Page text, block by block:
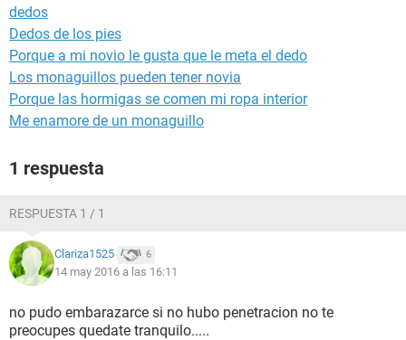
dedos
Dedos de los pies
Porque a mi novio le gusta que le meta el dedo
Los monaguillos pueden tener novia
Porque las hormigas se comen mi ropa interior
Me enamore de un monaguillo
1 respuesta
RESPUESTA 1 / 1
Clariza1525 6
14 may 2016 a las 16:11
no pudo embarazarce si no hubo penetracion no te
preocupes quedate tranquilo.....